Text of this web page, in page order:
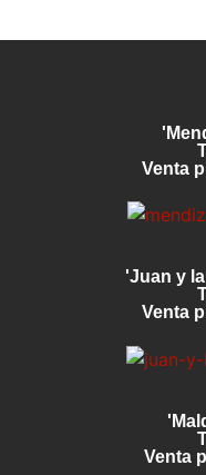
Venta
'Juan y
Venta
Venta